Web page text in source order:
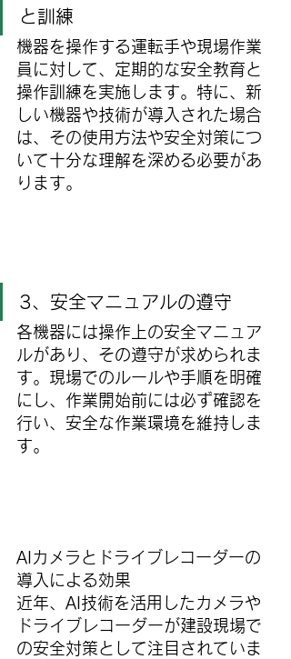
と訓練
機器を操作する運転手や現場作業
員に対して、定期的な安全教育と
操作訓練を実施します。特に、新
しい機器や技術が導入された場合
は、その使用方法や安全対策につ
いて十分な理解を深める必要があ
ります。
3、安全マニュアルの遵守
各機器には操作上の安全マニュア
ルがあり、その遵守が求められま
す。現場でのルールや手順を明確
にし、作業開始前には必ず確認を
行い、安全な作業環境を維持しま
す。
AIカメラとドライブレコーダーの
導入による効果
近年、AI技術を活用したカメラや
ドライブレコーダーが建設現場で
の安全対策として注目されていま